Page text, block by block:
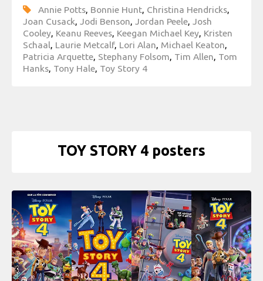
Annie Potts, Bonnie Hunt, Christina Hendricks,
Joan Cusack, Jodi Benson, Jordan Peele, Josh
Cooley, Keanu Reeves, Keegan Michael Key, Kristen
Schaal, Laurie Metcalf, Lori Alan, Michael Keaton,
Patricia Arquette, Stephany Folsom, Tim Allen, Tom
Hanks, Tony Hale, Toy Story 4
TOY STORY 4 posters